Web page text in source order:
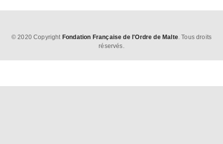
© 2020 Copyright Fondation Française de l'Ordre de Malte. Tous droits
réservés.